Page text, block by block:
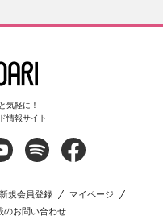
気軽に！
情報サイト
新規会員登録
マイページ
のお問い合わせ